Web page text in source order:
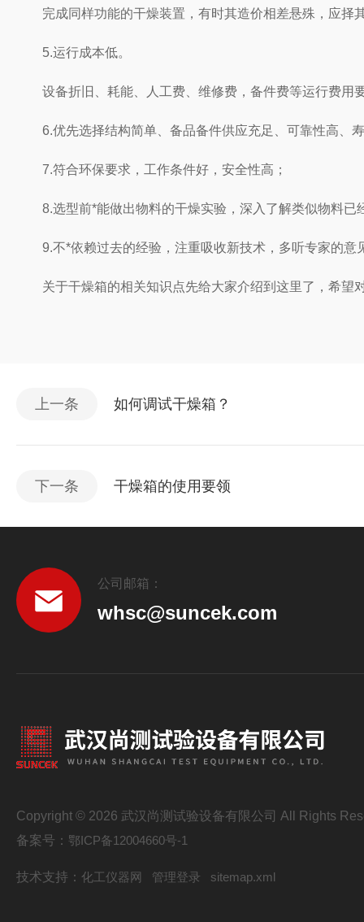
完成同样功能的干燥装置，有时其造价相差悬殊，应择
5.运行成本低。
设备折旧、耗能、人工费、维修费，备件费等运行费用
6.优先选择结构简单、备品备件供应充足、可靠性高、
7.符合环保要求，工作条件好，安全性高；
8.选型前*能做出物料的干燥实验，深入了解类似物料已
9.不*依赖过去的经验，注重吸收新技术，多听专家的意
关于干燥箱的相关知识点先给大家介绍到这里了，希望
上一条 如何调试干燥箱？
下一条 干燥箱的使用要领
公司邮箱：
whsc@suncek.com
Copyright © 2026 武汉尚测试验设备有限公司 All Rights
备案号： 鄂ICP备12004660号-1
技术支持： 化工仪器网 管理登录 sitemap.xml